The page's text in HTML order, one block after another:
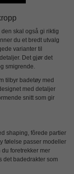
skal også gi riktig
du et bredt utvalg
varianter til
Det gjør det
smigrende.
tilbyr badetøy med
med detaljer
snitt som gir
shaping, fôrede partier
følelse passer modeller
foretrekker mer
det badedrakter som